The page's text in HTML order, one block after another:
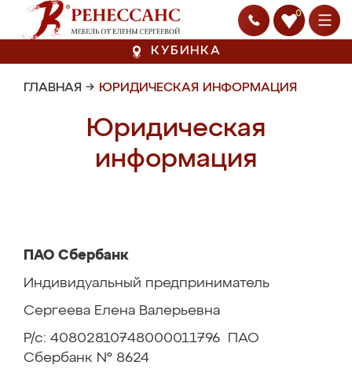
0
КУБИНКА
ГЛАВНАЯ → ЮРИДИЧЕСКАЯ ИНФОРМАЦИЯ
Юридическая
информация
ПАО Сбербанк
Индивидуальный предприниматель
Сергеева Елена Валерьевна
Р/с: 40802810748000011796 ПАО
Сбербанк № 8624